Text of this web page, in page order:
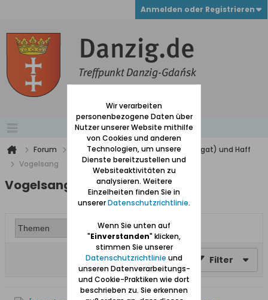
Anmelden oder Registrieren
Forum
Werder (zwischen Weichsel und Nogat) und Haff
Vogelsang
Vogelsang
Filter
Wir verarbeiten
personenbezogene Daten über
Nutzer unserer Website mithilfe
von Cookies und anderen
Technologien, um unsere
Dienste bereitzustellen und
Websiteaktivitäten zu
analysieren. Weitere
Einzelheiten finden Sie in
unsererDatenschutzrichtlinie.
Wenn Sie unten auf
"Einverstanden" klicken,
stimmen Sie unserer
Datenschutzrichtlinie und
unseren Datenverarbeitungs-
und Cookie-Praktiken wie dort
beschrieben zu. Sie erkennen